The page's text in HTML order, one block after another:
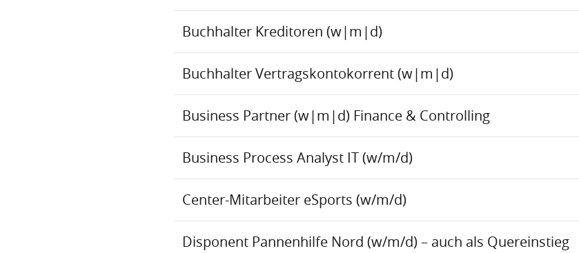
Buchhalter Kreditoren (w|m|d)
Buchhalter Vertragskontokorrent (w|m|d)
Business Partner (w|m|d) Finance & Controlling
Business Process Analyst IT (w/m/d)
Center-Mitarbeiter eSports (w/m/d)
Disponent Pannenhilfe Nord (w/m/d) – auch als Quereinstieg